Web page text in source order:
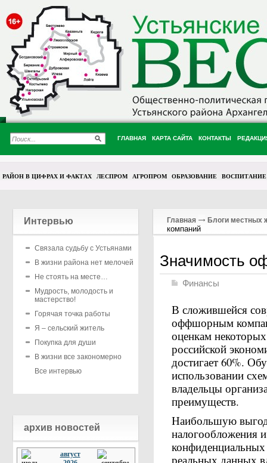
ГЛАВНАЯ КАРТА САЙТА КОНТАКТЫ
РАЙОН В ЦИФРАХ И ФАКТАХ ЛЕСПРОМ АГРОПРОМ ОБРАЗОВАНИЕ ВОСПИТАНИЕ
Интервью
Связала судьбу с Устьянами
В жизни района нет мелочей
Не стоять на месте…
Мудрость, молодость и
мастерство!
Горячая точка работы
Я – сельский житель
Покупка для души
В жизни все закономерно
Все интервью
архив новостей
август
Главная Блоги местных
компаний
Значимость
Финансы
В сложившейся
оффшорным
оценкам
российской
достигает 60%.
использовании
владельцы
преимуществ.
Наибольшую
налогообложения
реальных данных